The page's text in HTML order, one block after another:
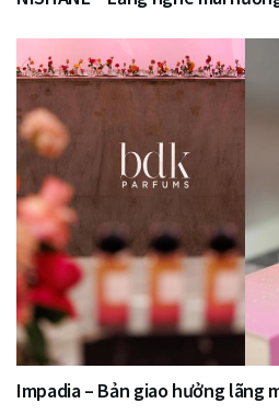
Impadia – Bản giao hưởng lãng